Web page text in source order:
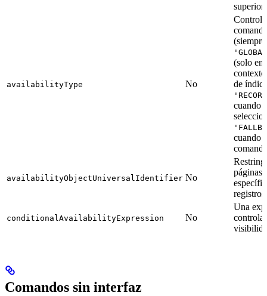
superior
availabilityType No
(solo en
de
cuando
cuando
availabilityObjectUniversalIdentifier No
páginas
conditionalAvailabilityExpression No
Una
controla
Comandos sin interfaz